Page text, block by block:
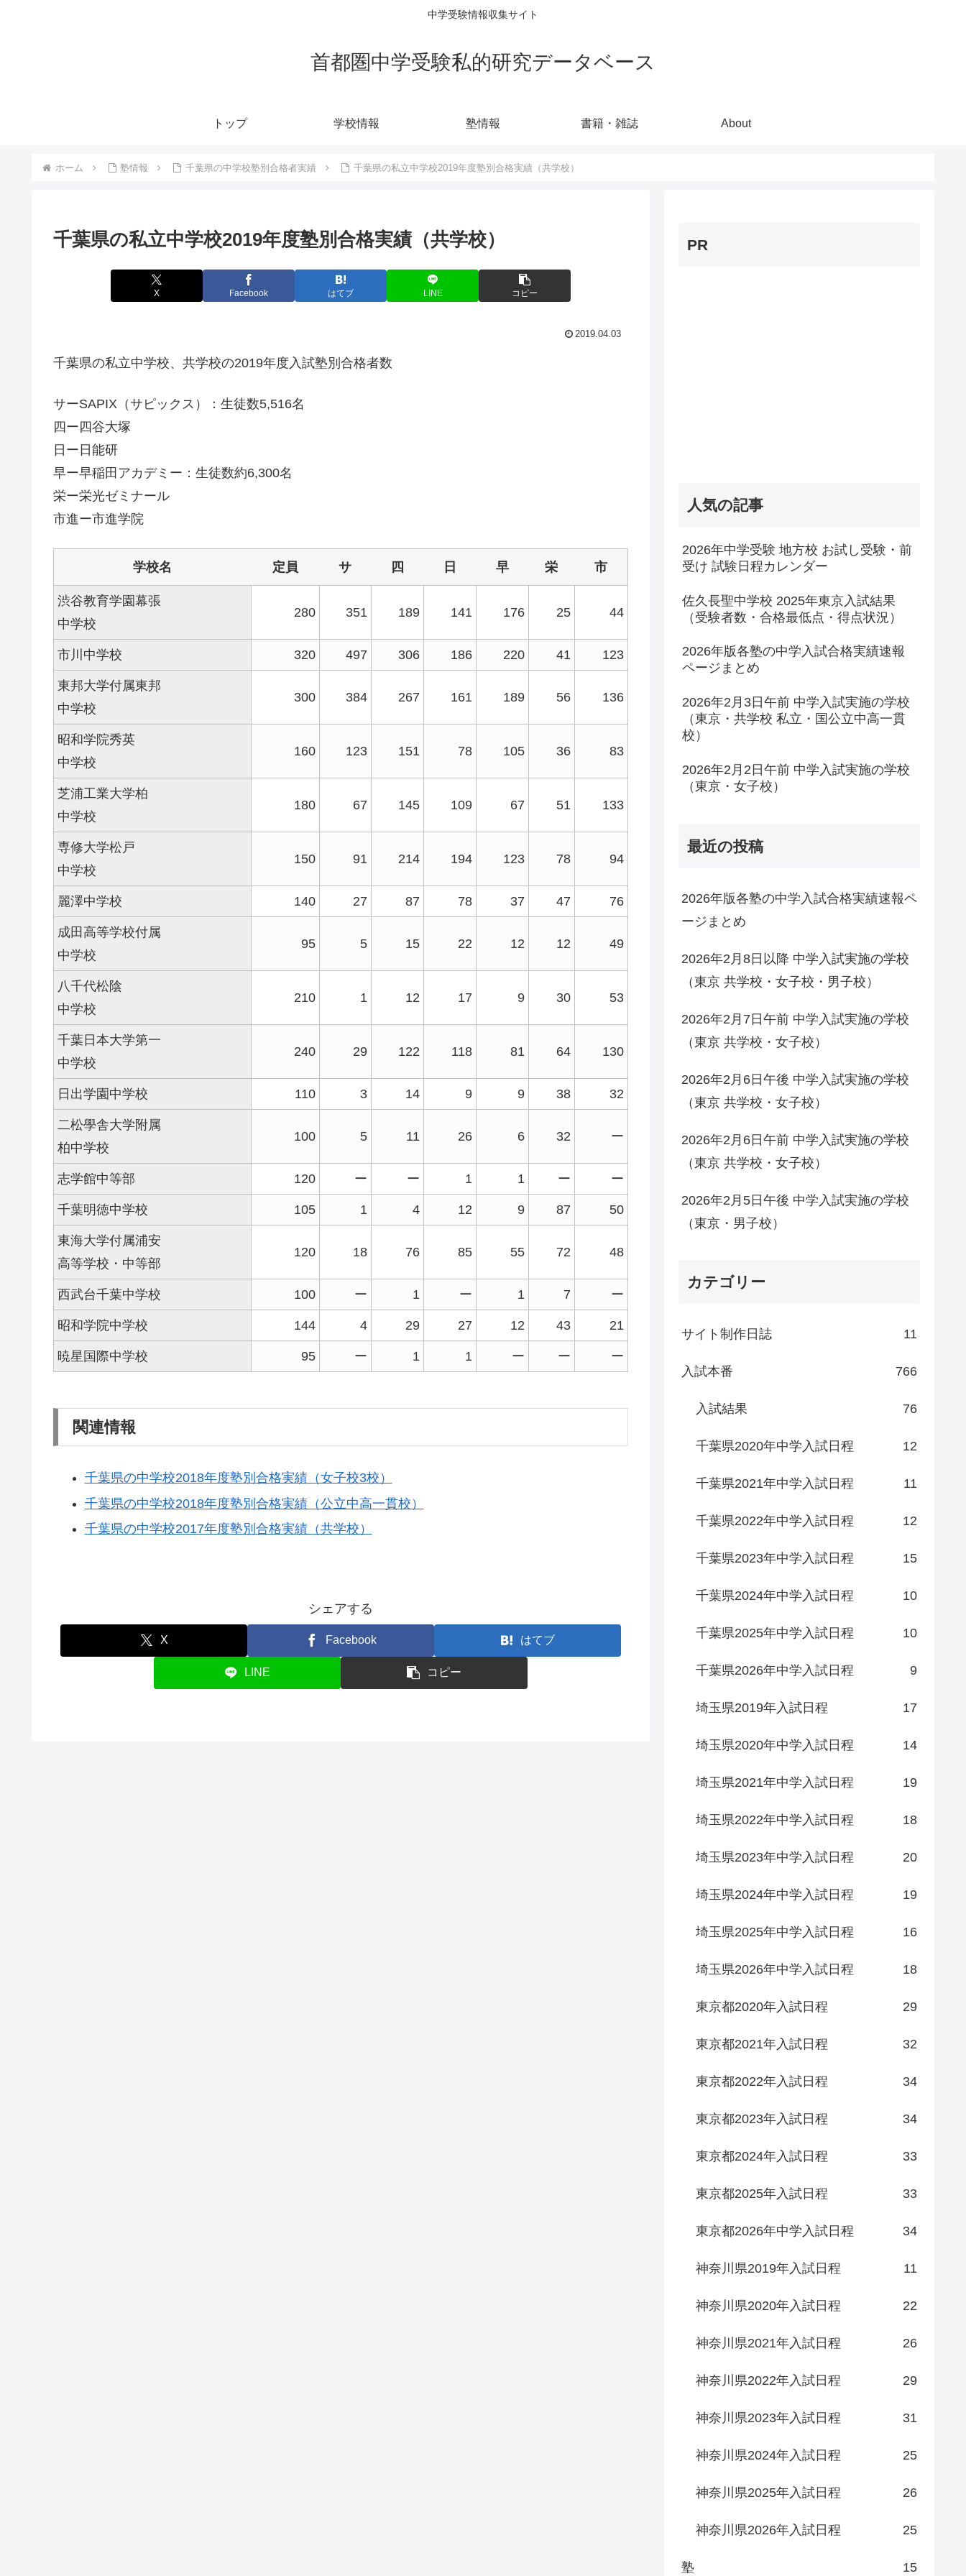
中学受験情報収集サイト
首都圏中学受験私的研究データベース
トップ 学校情報 塾情報 書籍・雑誌 About
ホーム 塾情報 千葉県の中学校塾別合格者実績 千葉県の私立中学校2019年度塾別合格実績（共学校）
千葉県の私立中学校2019年度塾別合格実績（共学校）
X Facebook はてブ LINE コピー
2019.04.03
千葉県の私立中学校、共学校の2019年度入試塾別合格者数
サーSAPIX（サピックス）：生徒数5,516名
四ー四谷大塚
日ー日能研
早ー早稲田アカデミー：生徒数約6,300名
栄ー栄光ゼミナール
市進ー市進学院
学校名 定員 サ 四 日 早 栄 市
渋谷教育学園幕張
中学校
280 351 189 141 176 25 44
市川中学校 320 497 306 186 220 41 123
東邦大学付属東邦
中学校
300 384 267 161 189 56 136
昭和学院秀英
中学校
160 123 151 78 105 36 83
芝浦工業大学柏
中学校
180 67 145 109 67 51 133
専修大学松戸
中学校
150 91 214 194 123 78 94
麗澤中学校 140 27 87 78 37 47 76
成田高等学校付属
中学校
95 5 15 22 12 12 49
八千代松陰
中学校
210 1 12 17 9 30 53
千葉日本大学第一
中学校
240 29 122 118 81 64 130
日出学園中学校 110 3 14 9 9 38 32
二松學舎大学附属
柏中学校
100 5 11 26 6 32 ー
志学館中等部 120 ー ー 1 1 ー ー
千葉明徳中学校 105 1 4 12 9 87 50
東海大学付属浦安
高等学校・中等部
120 18 76 85 55 72 48
西武台千葉中学校 100 ー 1 ー 1 7 ー
昭和学院中学校 144 4 29 27 12 43 21
暁星国際中学校 95 ー 1 1 ー ー ー
関連情報
千葉県の中学校2018年度塾別合格実績（女子校3校）
千葉県の中学校2018年度塾別合格実績（公立中高一貫校）
千葉県の中学校2017年度塾別合格実績（共学校）
シェアする
X Facebook はてブ
LINE コピー
PR
人気の記事
2026年中学受験 地方校 お試し受験・前
受け 試験日程カレンダー
佐久長聖中学校 2025年東京入試結果
（受験者数・合格最低点・得点状況）
2026年版各塾の中学入試合格実績速報
ページまとめ
2026年2月3日午前 中学入試実施の学校
（東京・共学校 私立・国公立中高一貫
校）
2026年2月2日午前 中学入試実施の学校
（東京・女子校）
最近の投稿
2026年版各塾の中学入試合格実績速報ペ
ージまとめ
2026年2月8日以降 中学入試実施の学校
（東京 共学校・女子校・男子校）
2026年2月7日午前 中学入試実施の学校
（東京 共学校・女子校）
2026年2月6日午後 中学入試実施の学校
（東京 共学校・女子校）
2026年2月6日午前 中学入試実施の学校
（東京 共学校・女子校）
2026年2月5日午後 中学入試実施の学校
（東京・男子校）
カテゴリー
サイト制作日誌 11
入試本番 766
入試結果 76
千葉県2020年中学入試日程 12
千葉県2021年中学入試日程 11
千葉県2022年中学入試日程 12
千葉県2023年中学入試日程 15
千葉県2024年中学入試日程 10
千葉県2025年中学入試日程 10
千葉県2026年中学入試日程 9
埼玉県2019年入試日程 17
埼玉県2020年中学入試日程 14
埼玉県2021年中学入試日程 19
埼玉県2022年中学入試日程 18
埼玉県2023年中学入試日程 20
埼玉県2024年中学入試日程 19
埼玉県2025年中学入試日程 16
埼玉県2026年中学入試日程 18
東京都2020年入試日程 29
東京都2021年入試日程 32
東京都2022年入試日程 34
東京都2023年入試日程 34
東京都2024年入試日程 33
東京都2025年入試日程 33
東京都2026年中学入試日程 34
神奈川県2019年入試日程 11
神奈川県2020年入試日程 22
神奈川県2021年入試日程 26
神奈川県2022年入試日程 29
神奈川県2023年入試日程 31
神奈川県2024年入試日程 25
神奈川県2025年入試日程 26
神奈川県2026年入試日程 25
塾 15